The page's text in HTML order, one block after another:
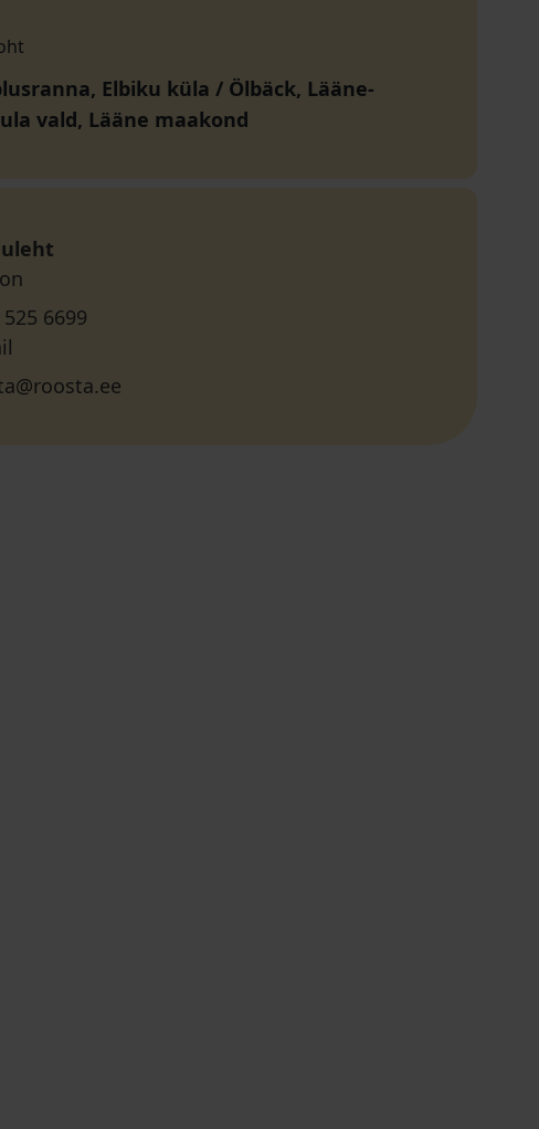
Elbiku küla / Ölbäck, Lääne-
vald, Lääne maakond
6699